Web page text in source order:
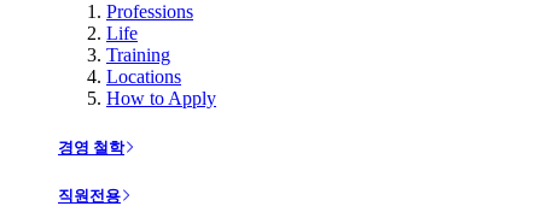
Professions
Life
Training
Locations
How to Apply
경영 철학
직원전용